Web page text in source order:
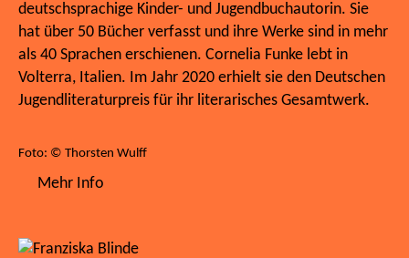
deutschsprachige Kinder- und Jugendbuchautorin. Sie
hat über 50 Bücher verfasst und ihre Werke sind in mehr
als 40 Sprachen erschienen. Cornelia Funke lebt in
Volterra, Italien. Im Jahr 2020 erhielt sie den Deutschen
Jugendliteraturpreis für ihr literarisches Gesamtwerk.
Foto: © Thorsten Wulff
Mehr Info